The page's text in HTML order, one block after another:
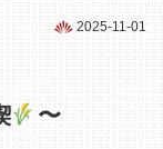
2025-11-01
〜